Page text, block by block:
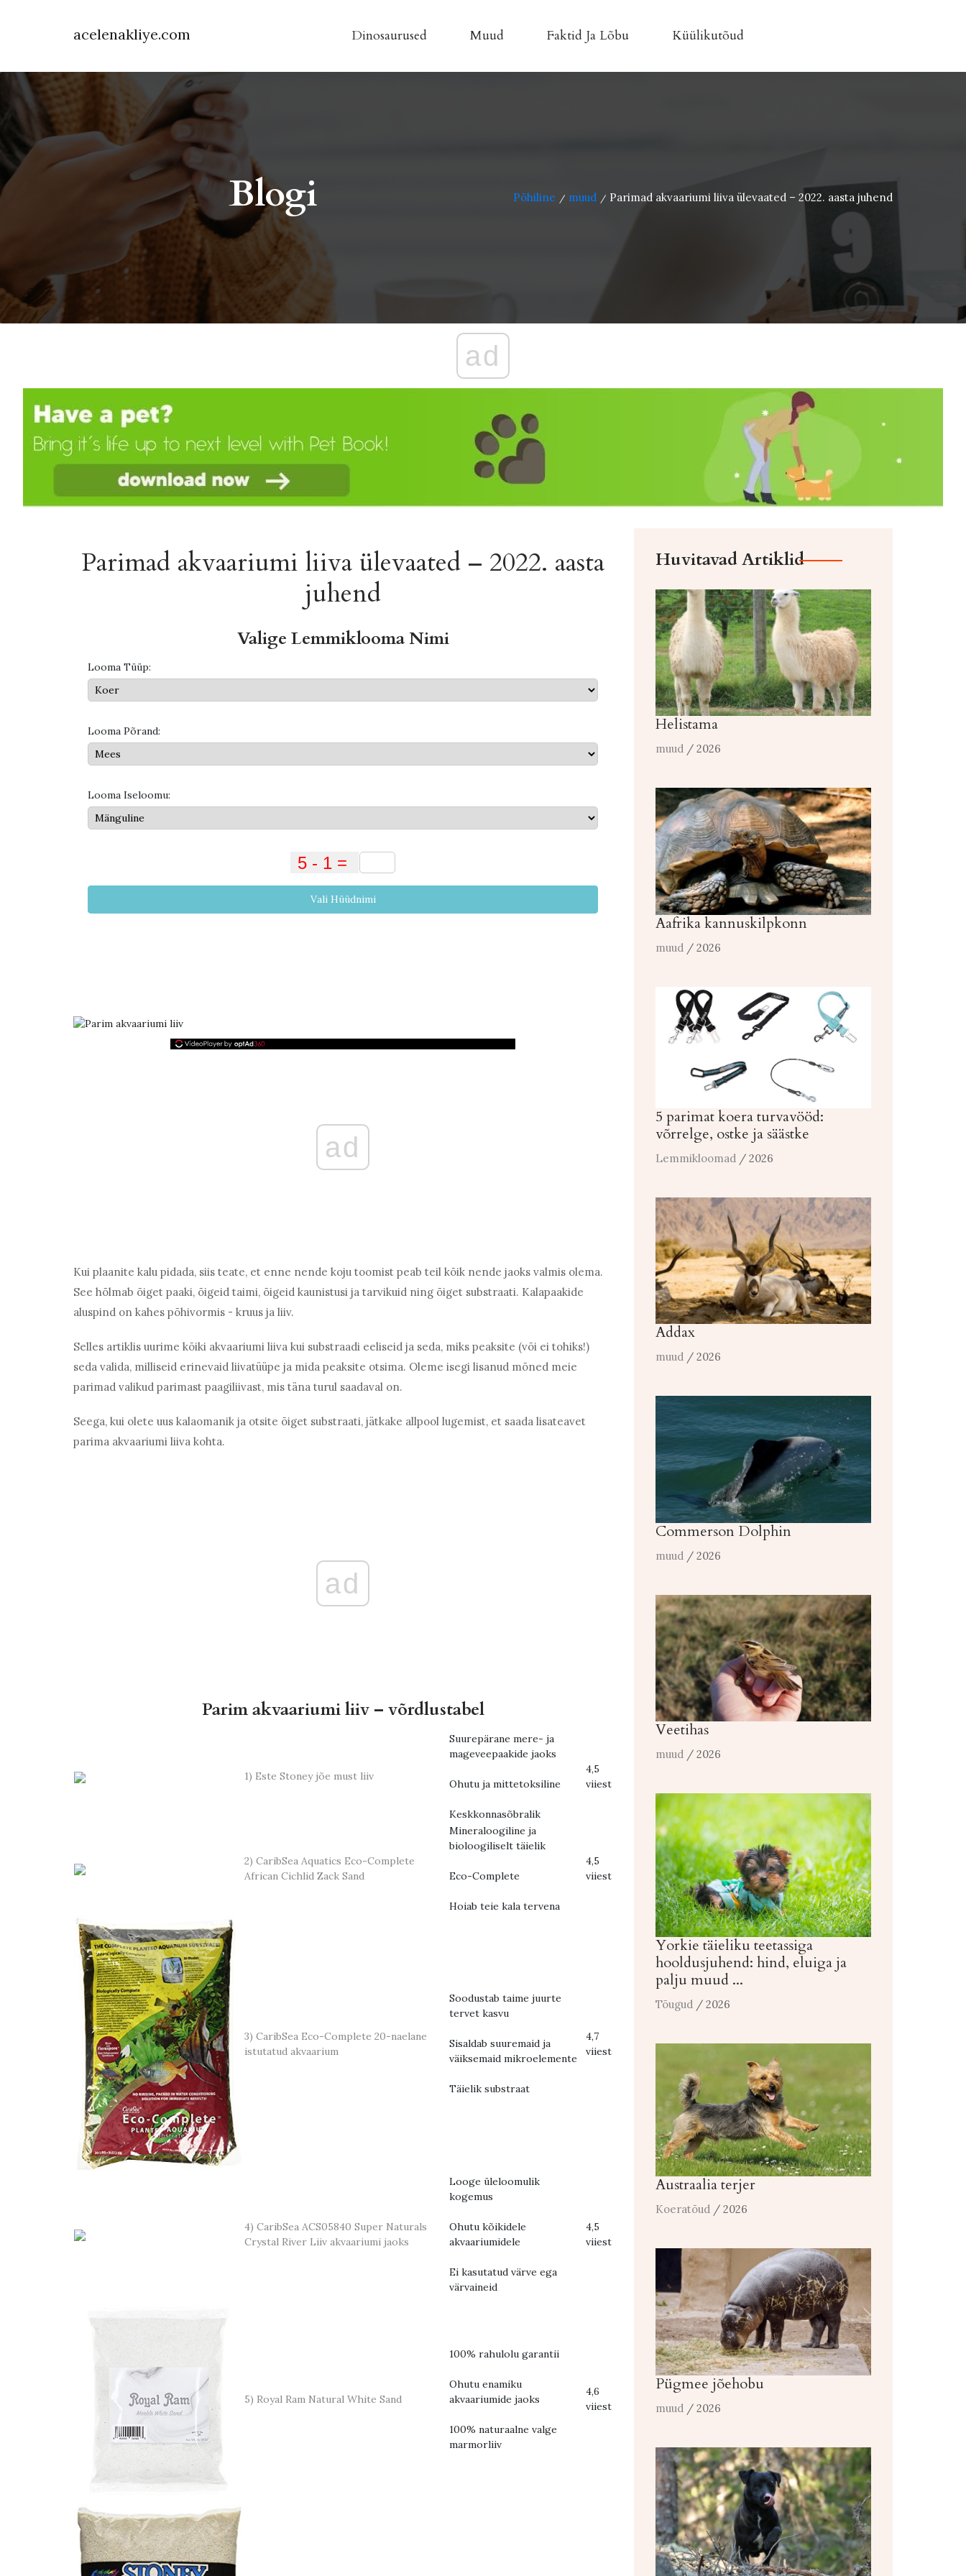
acelenakliye.com Dinosaurused Muud Faktid Ja Lõbu Küülikutõud
Blogi Põhiline / muud / Parimad akvaariumi liiva ülevaated – 2022. aasta juhend
ad
Parimad akvaariumi liiva ülevaated – 2022. aasta
juhend
Valige Lemmiklooma Nimi
Looma Tüüp:
Looma Põrand:
Looma Iseloomu:
Vali Hüüdnimi
ad
Kui plaanite kalu pidada, siis teate, et enne nende koju toomist peab teil kõik nende jaoks valmis olema.
See hõlmab õiget paaki, õigeid taimi, õigeid kaunistusi ja tarvikuid ning õiget substraati. Kalapaakide
aluspind on kahes põhivormis - kruus ja liiv.
Selles artiklis uurime kõiki akvaariumi liiva kui substraadi eeliseid ja seda, miks peaksite (või ei tohiks!)
seda valida, milliseid erinevaid liivatüüpe ja mida peaksite otsima. Oleme isegi lisanud mõned meie
parimad valikud parimast paagiliivast, mis täna turul saadaval on.
Seega, kui olete uus kalaomanik ja otsite õiget substraati, jätkake allpool lugemist, et saada lisateavet
parima akvaariumi liiva kohta.
ad
Parim akvaariumi liiv – võrdlustabel
1) Este Stoney jõe must liiv
Suurepärane mere- ja
mageveepaakide jaoks
Ohutu ja mittetoksiline
Keskkonnasõbralik
4,5
viiest
2) CaribSea Aquatics Eco-Complete
African Cichlid Zack Sand
Mineraloogiline ja
bioloogiliselt täielik
Eco-Complete
Hoiab teie kala tervena
4,5
viiest
3) CaribSea Eco-Complete 20-naelane
istutatud akvaarium
Soodustab taime juurte
tervet kasvu
Sisaldab suuremaid ja
väiksemaid mikroelemente
Täielik substraat
4,7
viiest
4) CaribSea ACS05840 Super Naturals
Crystal River Liiv akvaariumi jaoks
Looge üleloomulik
kogemus
Ohutu kõikidele
akvaariumidele
Ei kasutatud värve ega
värvaineid
4,5
viiest
5) Royal Ram Natural White Sand
100% rahulolu garantii
Ohutu enamiku
akvaariumide jaoks
100% naturaalne valge
marmorliiv
4,6
viiest
Huvitavad Artiklid
Helistama
muud / 2026
Aafrika kannuskilpkonn
muud / 2026
5 parimat koera turvavööd:
võrrelge, ostke ja säästke
Lemmikloomad / 2026
Addax
muud / 2026
Commerson Dolphin
muud / 2026
Veetihas
muud / 2026
Yorkie täieliku teetassiga
hooldusjuhend: hind, eluiga ja
palju muud ...
Tõugud / 2026
Austraalia terjer
Koeratõud / 2026
Pügmee jõehobu
muud / 2026